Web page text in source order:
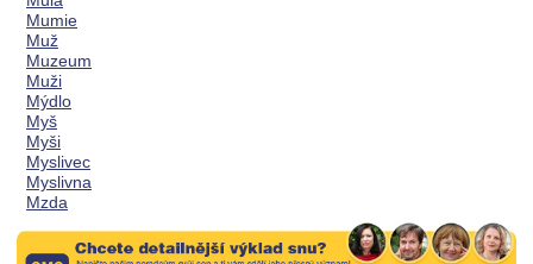
Mumie
Muž
Muzeum
Muži
Mýdlo
Myš
Myši
Myslivec
Myslivna
Mzda